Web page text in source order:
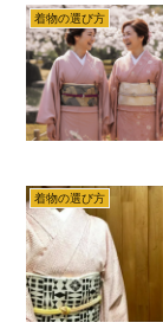
着物の選び方
着物の選び方